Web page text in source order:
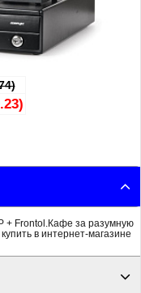
+ Frontol.Кафе за разумную
в интернет-магазине